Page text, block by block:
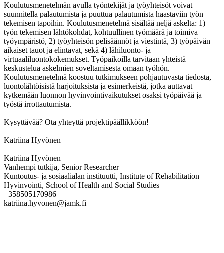
Koulutusmenetelmän avulla työntekijät ja työyhteisöt voivat
suunnitella palautumista ja puuttua palautumista haastaviin työn
tekemisen tapoihin. Koulutusmenetelmä sisältää neljä askelta: 1)
työn tekemisen lähtökohdat, kohtuullinen työmäärä ja toimiva
työympäristö, 2) työyhteisön pelisäännöt ja viestintä, 3) työpäivän
aikaiset tauot ja elintavat, sekä 4) lähiluonto- ja
virtuaaliluontokokemukset. Työpaikoilla tarvitaan yhteistä
keskustelua askelmien soveltamisesta omaan työhön.
Koulutusmenetelmä koostuu tutkimukseen pohjautuvasta tiedosta,
luontolähtöisistä harjoituksista ja esimerkeistä, jotka auttavat
kytkemään luonnon hyvinvointivaikutukset osaksi työpäivää ja
työstä irrottautumista.
Kysyttävää? Ota yhteyttä projektipäällikköön!
Katriina Hyvönen
Katriina Hyvönen
Vanhempi tutkija, Senior Researcher
Kuntoutus- ja sosiaalialan instituutti, Institute of Rehabilitation
Hyvinvointi, School of Health and Social Studies
+358505170986
katriina.hyvonen@jamk.fi